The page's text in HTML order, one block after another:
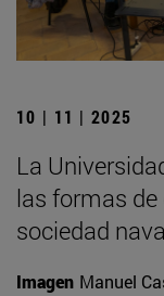
10 | 11 | 2025
La
las formas
sociedad
Imagen Manuel